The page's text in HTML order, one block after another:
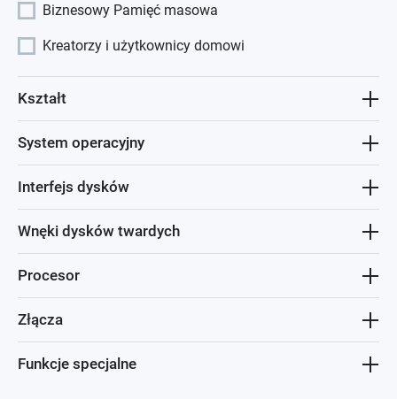
Biznesowy Pamięć masowa
Kreatorzy i użytkownicy domowi
Kształt
System operacyjny
Interfejs dysków
Wnęki dysków twardych
Procesor
Złącza
Funkcje specjalne